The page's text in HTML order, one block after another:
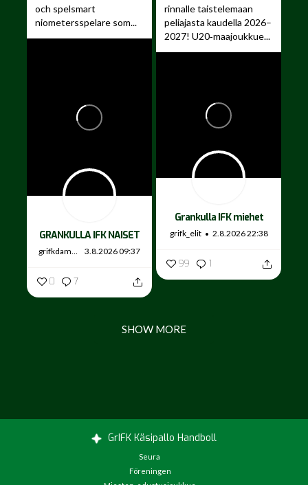
och spelsmart
niometersspelare som...
GRANKULLA IFK NAISET
grifkdamer 3.8.2026 09:37
0 7
rinnalle taistelemaan
peliajasta kaudella 2026–
2027! U20‑maajoukkue...
Grankulla IFK miehet
grifk_elit 2.8.2026 22:38
99 1
SHOW MORE
GrIFK Käsipallo Handboll
Seura
Föreningen